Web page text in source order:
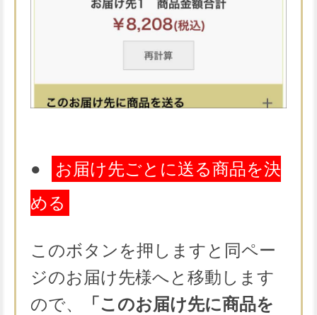
●
お届け先ごとに送る商品を決
める
このボタンを押しますと同ペー
ジのお届け先様へと移動します
ので、
「このお届け先に商品を